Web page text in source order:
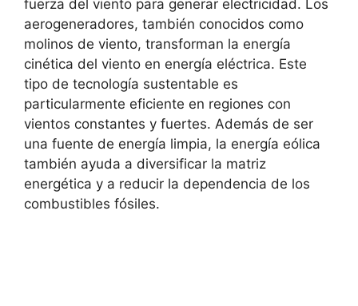
fuerza del viento para generar electricidad. Los
aerogeneradores, también conocidos como
molinos de viento, transforman la energía
cinética del viento en energía eléctrica. Este
tipo de tecnología sustentable es
particularmente eficiente en regiones con
vientos constantes y fuertes. Además de ser
una fuente de energía limpia, la energía eólica
también ayuda a diversificar la matriz
energética y a reducir la dependencia de los
combustibles fósiles.